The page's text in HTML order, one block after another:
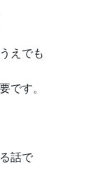
えでも
です。
話で